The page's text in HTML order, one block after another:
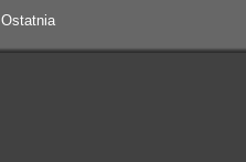
Ostatnia